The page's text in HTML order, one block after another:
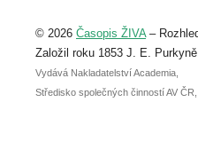
abstraktu přihlášené
posteru je už 30. června.
© 2026 Časopis ŽIVA–
Založil roku 1853 J. E.
Vydává Nakladatelství Academia,
Středisko společných činností AV